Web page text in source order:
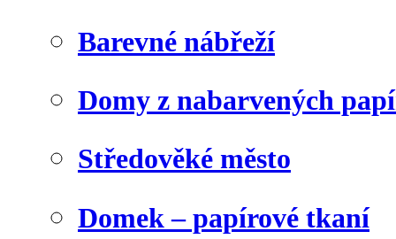
Barevné nábřeží
Domy z nabarvených
Středověké město
Domek – papírové tkaní